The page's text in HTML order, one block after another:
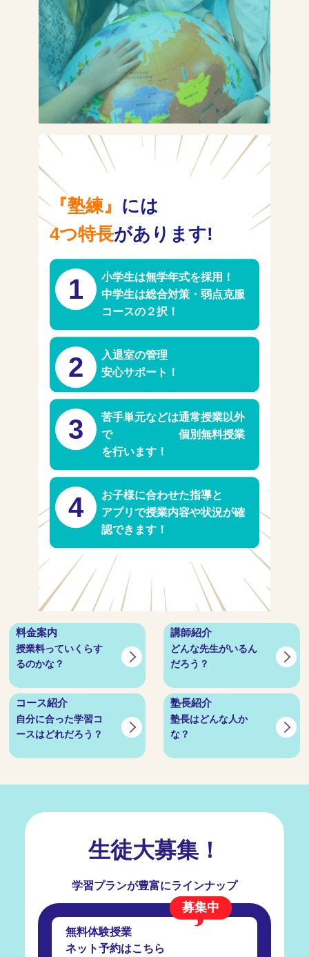
塾長ブログ
求人情報
『塾練』 には
4つ特長があります!
1
小学生は無学年式を採用！
中学生は総合対策・弱点克服
コースの２択！
2
入退室の管理
安心サポート！
3
苦手単元などは通常授業以外
で 個別無料授業
を行います！
4
お子様に合わせた指導と
アプリで授業内容や状況が確
認できます！
料金案内
授業料っていくらす
るのかな？
講師紹介
どんな先生がいるん
だろう？
コース紹介
自分に合った学習コ
ースはどれだろう？
塾長紹介
塾長はどんな人か
な？
生徒大募集！
学習プランが豊富にラインナップ
募集中
無料体験授業
ネット予約はこちら